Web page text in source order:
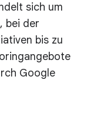
sich um
bei der
bis zu
Google